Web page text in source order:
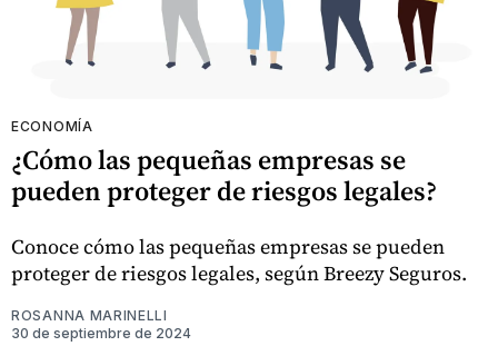
ECONOMÍA
¿Cómo las pequeñas empresas se
pueden proteger de riesgos legales?
Conoce cómo las pequeñas empresas se pueden
proteger de riesgos legales, según Breezy Seguros.
ROSANNA MARINELLI
30 de septiembre de 2024